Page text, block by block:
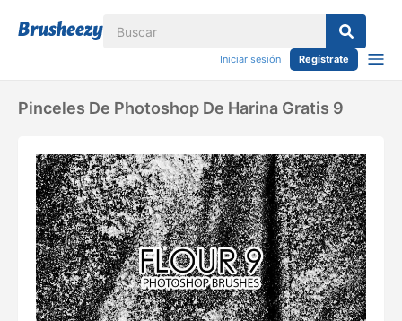
Iniciar sesión Regístrate
Pinceles De Photoshop De Harina Gratis 9